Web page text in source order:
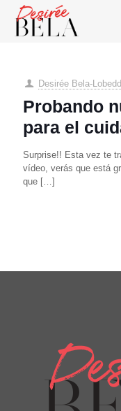
Desirée Bela-
Probando
para el
Surprise!! Esta vez te
vídeo, verás que está
que […]